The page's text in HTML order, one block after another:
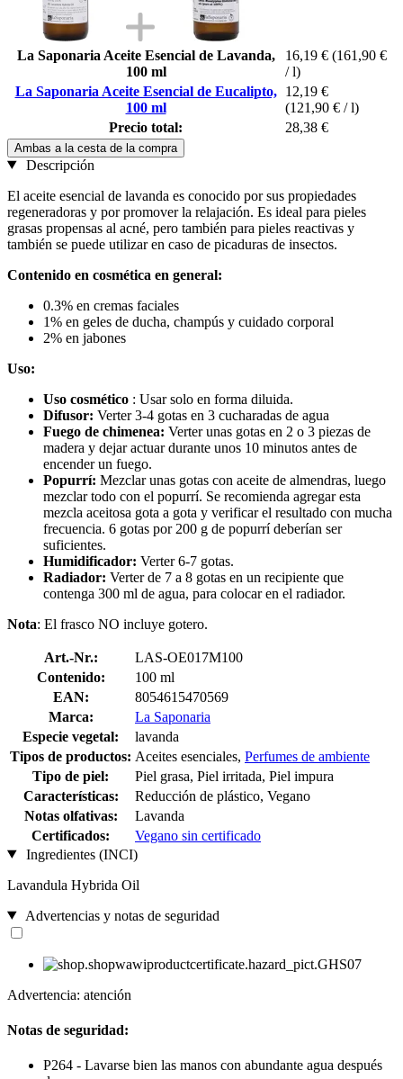
La Saponaria Aceite Esencial de Lavanda,
100 ml
16,19 € (161,90 €
/ l)
La Saponaria Aceite Esencial de Eucalipto,
100 ml
12,19 €
(121,90 € / l)
Precio total:
28,38 €
Ambas a la cesta de la compra
Descripción
El aceite esencial de lavanda es conocido por sus propiedades
regeneradoras y por promover la relajación. Es ideal para pieles
grasas propensas al acné, pero también para pieles reactivas y
también se puede utilizar en caso de picaduras de insectos.
Contenido en cosmética en general:
0.3% en cremas faciales
1% en geles de ducha, champús y cuidado corporal
2% en jabones
Uso:
Uso cosmético : Usar solo en forma diluida.
Difusor: Verter 3-4 gotas en 3 cucharadas de agua
Fuego de chimenea: Verter unas gotas en 2 o 3 piezas de
madera y dejar actuar durante unos 10 minutos antes de
encender un fuego.
Popurrí: Mezclar unas gotas con aceite de almendras, luego
mezclar todo con el popurrí. Se recomienda agregar esta
mezcla aceitosa gota a gota y verificar el resultado con mucha
frecuencia. 6 gotas por 200 g de popurrí deberían ser
suficientes.
Humidificador: Verter 6-7 gotas.
Radiador: Verter de 7 a 8 gotas en un recipiente que
contenga 300 ml de agua, para colocar en el radiador.
Nota: El frasco NO incluye gotero.
Art.-Nr.:
LAS-OE017M100
Contenido:
100 ml
EAN:
8054615470569
Marca:
La Saponaria
Especie vegetal:
lavanda
Tipos de productos: Aceites esenciales, Perfumes de ambiente
Tipo de piel:
Piel grasa, Piel irritada, Piel impura
Características:
Reducción de plástico, Vegano
Notas olfativas:
Lavanda
Certificados:
Vegano sin certificado
Ingredientes (INCI)
Lavandula Hybrida Oil
Advertencias y notas de seguridad
Advertencia: atención
Notas de seguridad:
P264 - Lavarse bien las manos con abundante agua después